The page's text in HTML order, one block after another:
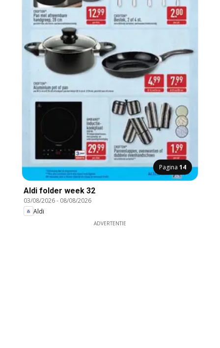
Pagina 14
Aldi folder week 32
03/08/2026- 08/08/2026
Aldi
ADVERTENTIE